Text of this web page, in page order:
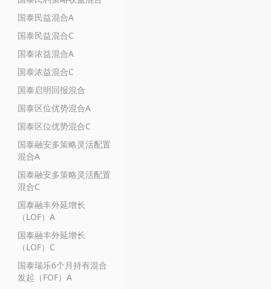
国泰民益混合A
国泰民益混合C
国泰浓益混合A
国泰浓益混合C
国泰启明回报混合
国泰区位优势混合A
国泰区位优势混合C
国泰融安多策略灵活配置
混合A
国泰融安多策略灵活配置
混合C
国泰融丰外延增长
（LOF）A
国泰融丰外延增长
（LOF）C
国泰瑞乐6个月持有混合
发起（FOF）A